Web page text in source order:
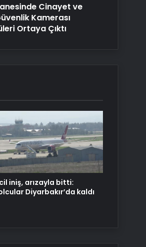
Nedir ? Uetds.com İle Akıllı
Yazılımı
ek iş’ vaadiyle 100 milyon liralık
30 gözaltı
Cinayet ve
Kamerası
Ortaya Çıktı
iniş, arızayla bitti:
Diyarbakır’da kaldı